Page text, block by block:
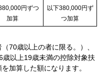
円ずつ
加算
以下380,000円ず
つ加算
70歳以上の者に限る。）、
以上19歳未満の控除対象扶
加算した額になります。